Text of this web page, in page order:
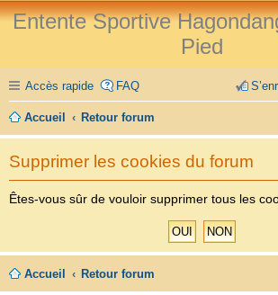
Entente Sportive
Pied
Accès rapide FAQ
Accueil Retour forum
Supprimer les cookies du forum
Êtes-vous sûr de vouloir supprimer tous les
Accueil Retour forum